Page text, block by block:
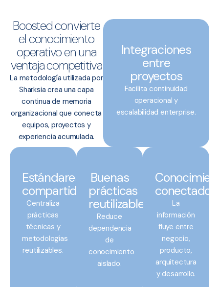
Boosted convierte
el conocimiento
operativo en una
ventaja competitiva
La metodología utilizada por
Sharksia crea una capa
continua de memoria
organizacional que conecta
equipos, proyectos y
experiencia acumulada.
Integraciones
entre
proyectos
Facilita continuidad
operacional y
escalabilidad enterprise.
Estándares
compartidos
Centraliza
prácticas
técnicas y
metodologías
reutilizables.
Buenas
prácticas
reutilizables
Reduce
dependencia
de
conocimiento
aislado.
conectado
La
información
fluye entre
negocio,
producto,
arquitectura
y desarrollo.